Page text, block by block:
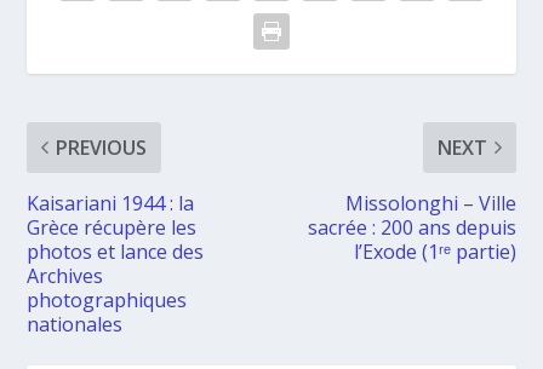
PREVIOUS
Kaisariani 1944 : la
Grèce récupère les
photos et lance des
Archives
photographiques
nationales
NEXT
Missolonghi – Ville
sacrée : 200 ans depuis
l’Exode (1ʳᵉ partie)